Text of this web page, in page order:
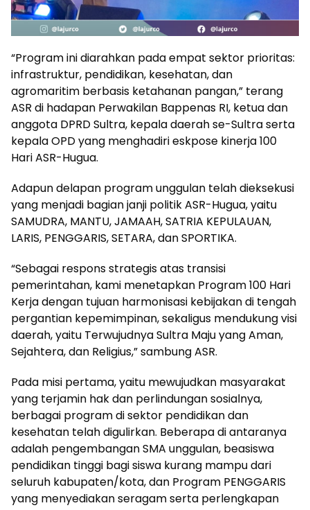
“Program ini diarahkan pada empat sektor prioritas:
infrastruktur, pendidikan, kesehatan, dan
agromaritim berbasis ketahanan pangan,” terang
ASR di hadapan Perwakilan Bappenas RI, ketua dan
anggota DPRD Sultra, kepala daerah se-Sultra serta
kepala OPD yang menghadiri eskpose kinerja 100
Hari ASR-Hugua.
Adapun delapan program unggulan telah dieksekusi
yang menjadi bagian janji politik ASR-Hugua, yaitu
SAMUDRA, MANTU, JAMAAH, SATRIA KEPULAUAN,
LARIS, PENGGARIS, SETARA, dan SPORTIKA.
“Sebagai respons strategis atas transisi
pemerintahan, kami menetapkan Program 100 Hari
Kerja dengan tujuan harmonisasi kebijakan di tengah
pergantian kepemimpinan, sekaligus mendukung visi
daerah, yaitu Terwujudnya Sultra Maju yang Aman,
Sejahtera, dan Religius,” sambung ASR.
Pada misi pertama, yaitu mewujudkan masyarakat
yang terjamin hak dan perlindungan sosialnya,
berbagai program di sektor pendidikan dan
kesehatan telah digulirkan. Beberapa di antaranya
adalah pengembangan SMA unggulan, beasiswa
pendidikan tinggi bagi siswa kurang mampu dari
seluruh kabupaten/kota, dan Program PENGGARIS
yang menyediakan seragam serta perlengkapan